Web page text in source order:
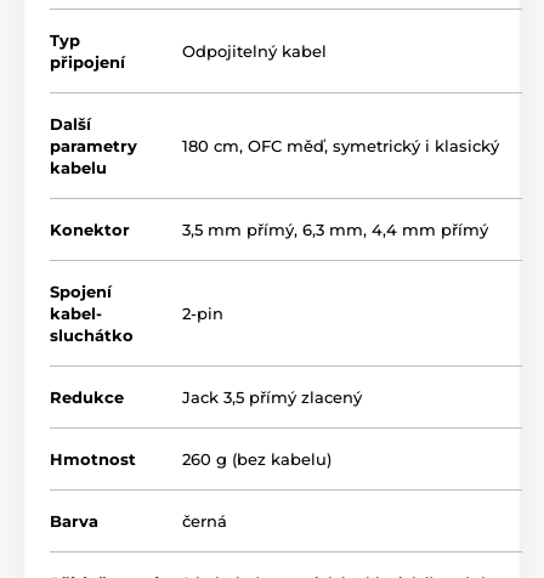
kabel, který je navíc k dostání v různých délkách i s
různými konektory.
prodyšné
semišové náušníky zlehka obklopují ucho
a dají se snadno vyměnit
snadnou výměnou
Typ
připojení
Odpojitelný kabel
Další
parametry
kabelu
180 cm, OFC měď, symetrický i klasický
Konektor 3,5 mm přímý, 6,3 mm, 4,4 mm přímý
Spojení
kabel-
sluchátko
2-pin
Redukce Jack 3,5 přímý zlacený
Hmotnost 260 g (bez kabelu)
Barva černá